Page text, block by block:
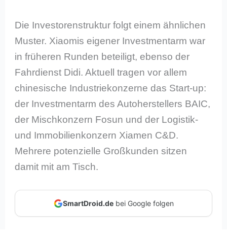
Die Investorenstruktur folgt einem ähnlichen
Muster. Xiaomis eigener Investmentarm war
in früheren Runden beteiligt, ebenso der
Fahrdienst Didi. Aktuell tragen vor allem
chinesische Industriekonzerne das Start-up:
der Investmentarm des Autoherstellers BAIC,
der Mischkonzern Fosun und der Logistik-
und Immobilienkonzern Xiamen C&D.
Mehrere potenzielle Großkunden sitzen
damit mit am Tisch.
SmartDroid.debei Google folgen